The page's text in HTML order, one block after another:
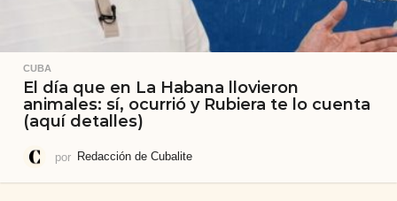
CUBA
El día que en La Habana llovieron
animales: sí, ocurrió y Rubiera te lo cuenta
(aquí detalles)
por Redacción de Cubalite